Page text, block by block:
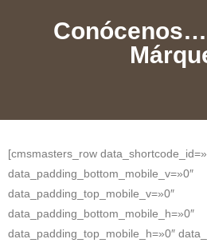
[cmsmasters_row
data_padding_bottom_mobile_v=»0″
data_padding_top_mobile_v=»0″
data_padding_bottom_mobile_h=»0″
data_padding_top_mobile_h=»0″